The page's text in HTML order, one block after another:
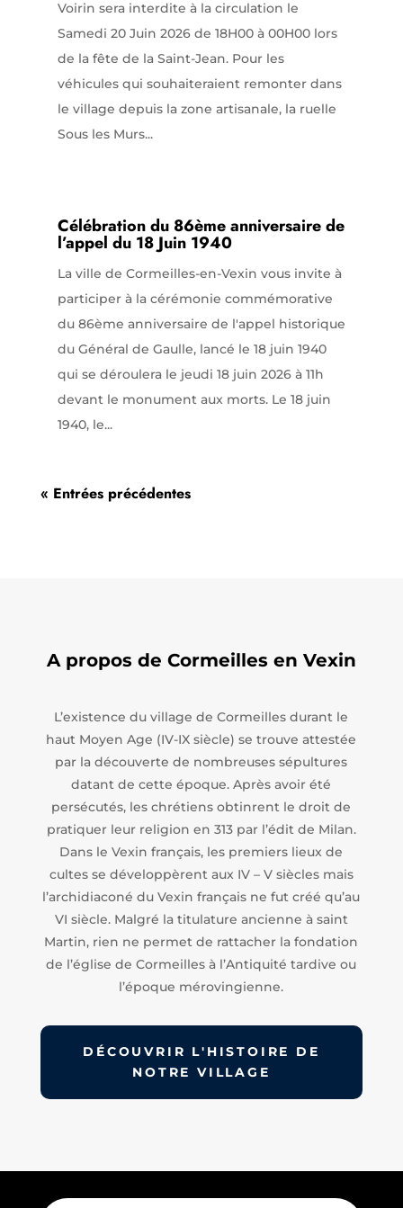
Voirin sera interdite à la circulation le
Samedi 20 Juin 2026 de 18H00 à 00H00 lors
de la fête de la Saint-Jean. Pour les
véhicules qui souhaiteraient remonter dans
le village depuis la zone artisanale, la ruelle
Sous les Murs...
Célébration du 86ème anniversaire de
l’appel du 18 Juin 1940
La ville de Cormeilles-en-Vexin vous invite à
participer à la cérémonie commémorative
du 86ème anniversaire de l'appel historique
du Général de Gaulle, lancé le 18 juin 1940
qui se déroulera le jeudi 18 juin 2026 à 11h
devant le monument aux morts. Le 18 juin
1940, le...
« Entrées précédentes
A propos de Cormeilles en Vexin
L’existence du village de Cormeilles durant le
haut Moyen Age (IV-IX siècle) se trouve attestée
par la découverte de nombreuses sépultures
datant de cette époque. Après avoir été
persécutés, les chrétiens obtinrent le droit de
pratiquer leur religion en 313 par l’édit de Milan.
Dans le Vexin français, les premiers lieux de
cultes se développèrent aux IV – V siècles mais
l’archidiaconé du Vexin français ne fut créé qu’au
VI siècle. Malgré la titulature ancienne à saint
Martin, rien ne permet de rattacher la fondation
de l’église de Cormeilles à l’Antiquité tardive ou
l’époque mérovingienne.
DÉCOUVRIR L'HISTOIRE DE
NOTRE VILLAGE